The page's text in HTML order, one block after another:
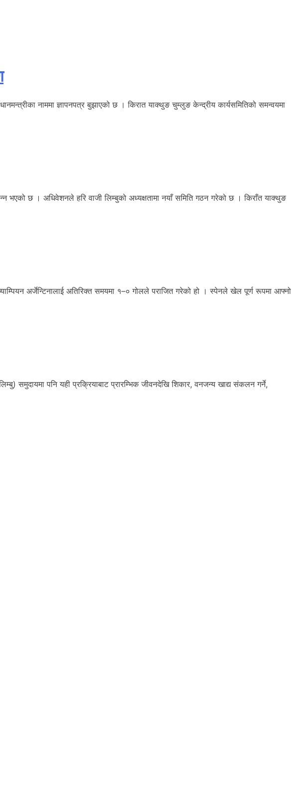
नाममा ज्ञापनपत्र बुझाएको छ । किरात याक्थुङ चुम्लुङ केन्द्रीय कार्यसमितिको समन्वयमा
छ । अधिवेशनले हरि वाजी लिम्बुको अध्यक्षतामा नयाँ समिति गठन गरेको छ । किराँत याक्थुङ
अर्जेन्टिनालाई अतिरिक्त समयमा १–० गोलले पराजित गरेको हो । स्पेनले खेल पूर्ण रूपमा आफ्नो
समुदायमा पनि यही प्रक्रियाबाट प्रारम्भिक जीवनदेखि शिकार, वनजन्य खाद्य संकलन गर्ने,